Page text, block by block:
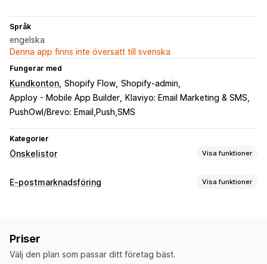
Språk
engelska
Denna app finns inte översatt till svenska
Fungerar med
Kundkonton Shopify Flow Shopify-admin
Apploy - Mobile App Builder
Klaviyo: Email Marketing & SMS
PushOwl/Brevo: Email,Push,SMS
Kategorier
Önskelistor Visa funktioner
Listtyper
Listhantering
Delning av e-postadress
Social delning
E-postmarknadsföring Visa funktioner
Uppföljningsmejl
Droppkampanjer Anpassade kampanjer
Priser
Välj den plan som passar ditt företag bäst.